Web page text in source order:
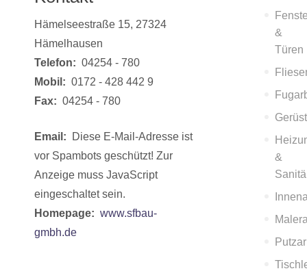
&
Türen
Gerüst
&
Hämelseestraße 15, 27324
Hämelhausen
Telefon: 04254 - 780
Mobil: 0172 - 428 442 9
Fax: 04254 - 780
Email:
Diese E-Mail-Adresse ist
vor Spambots geschützt! Zur
Anzeige muss JavaScript
eingeschaltet sein.
Homepage: www.sfbau-
gmbh.de